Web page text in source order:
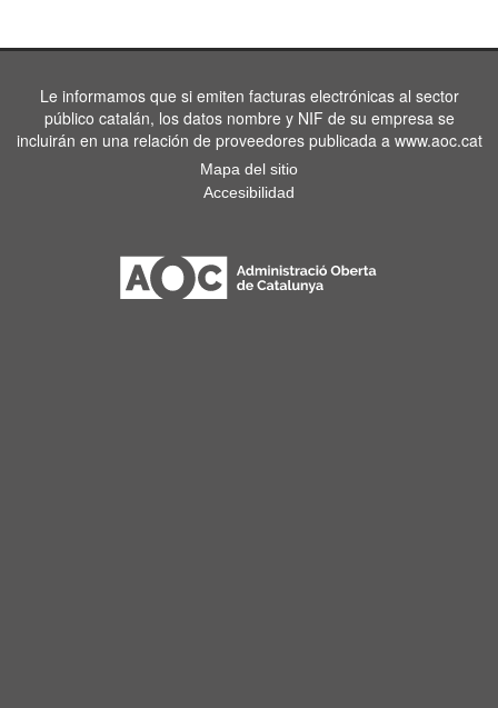
Le informamos que si emiten facturas electrónicas al sector
público catalán, los datos nombre y NIF de su empresa se
incluirán en una relación de proveedores publicada a www.aoc.cat
Mapa del sitio
Accesibilidad